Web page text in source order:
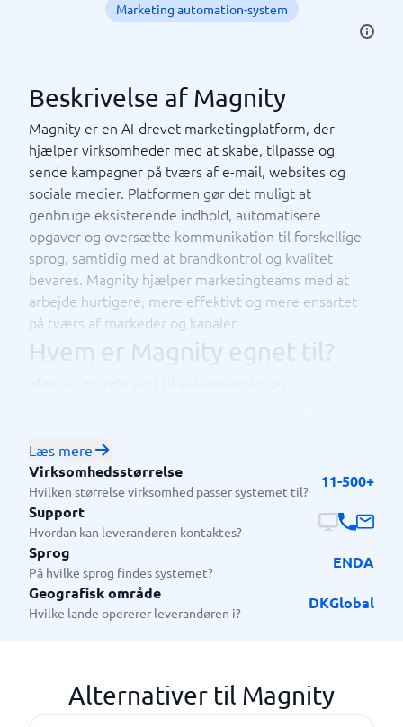
Marketing automation-system
Beskrivelse af Magnity
Magnity er en AI-drevet marketingplatform, der
hjælper virksomheder med at skabe, tilpasse og
sende kampagner på tværs af e-mail, websites og
sociale medier. Platformen gør det muligt at
genbruge eksisterende indhold, automatisere
opgaver og oversætte kommunikation til forskellige
sprog, samtidig med at brandkontrol og kvalitet
bevares. Magnity hjælper marketingteams med at
arbejde hurtigere, mere effektivt og mere ensartet
på tværs af markeder og kanaler
Hvem er Magnity egnet til?
nå kunder på tværs af flere markeder og sprog.
Platformen passer særligt godt til teams, der vil
automatisere gentagne opgaver.
Læs mere
Virksomhedsstørrelse
Hvilken størrelse virksomhed passer systemet til?
11-500+
Support
Hvordan kan leverandøren kontaktes?
Sprog
På hvilke sprog findes systemet?
ENDA
Geografisk område
Hvilke lande opererer leverandøren i?
DKGlobal
Alternativer til Magnity